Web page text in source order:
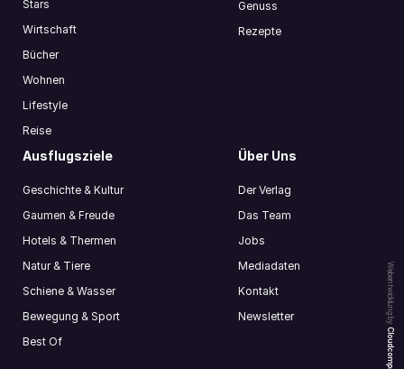
Webentwicklung by
Cloudcompany
Stars
Wirtschaft
Bücher
Wohnen
Lifestyle
Reise
Genuss
Rezepte
Ausflugsziele
Geschichte & Kultur
Gaumen & Freude
Hotels & Thermen
Natur & Tiere
Schiene & Wasser
Bewegung & Sport
Best Of
Über Uns
Der Verlag
Das Team
Jobs
Mediadaten
Kontakt
Newsletter